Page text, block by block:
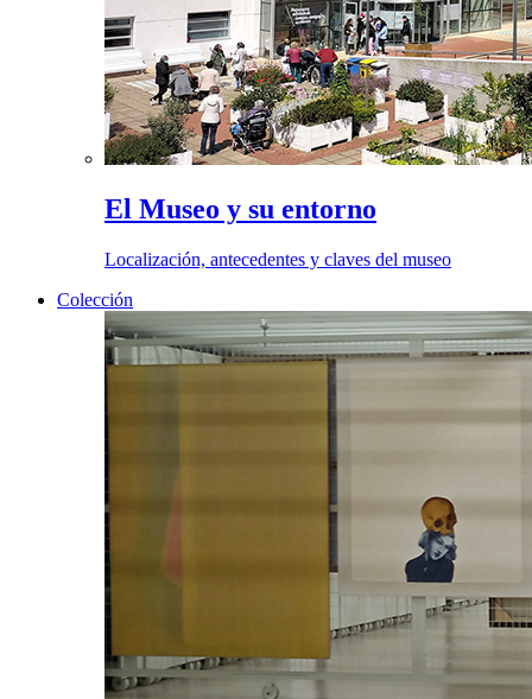
El Museo y su entorno
Localización, antecedentes y claves del museo
Colección